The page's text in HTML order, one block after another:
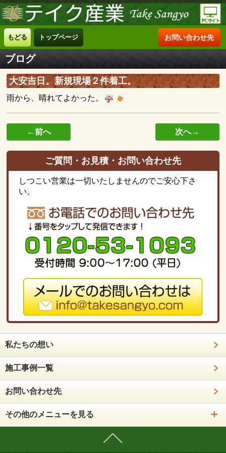
もどる トップページ お問い合わせ先
ブログ
大安吉日。新規現場２件着工。
雨から、晴れてよかった。
←前へ 次へ→
ご質問・お見積・お問い合わせ先
しつこい営業は一切いたしませんのでご安心下さ
い。
私たちの想い
施工事例一覧
お問い合わせ先
その他のメニューを見る